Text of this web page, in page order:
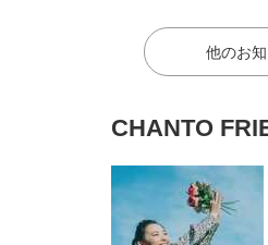
他のお
CHANTO